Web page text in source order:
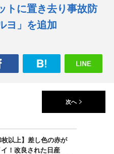
M
u
t
トに置き去り事故防
ヨ」を追加
次へ
枚以上】差し色の赤が
！改良された日産